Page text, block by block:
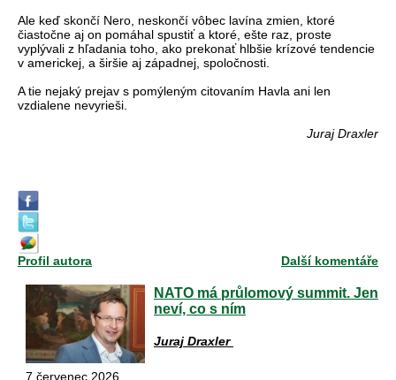
Ale keď skončí Nero, neskončí vôbec lavína zmien, ktoré
čiastočne aj on pomáhal spustiť a ktoré, ešte raz, proste
vyplývali z hľadania toho, ako prekonať hlbšie krízové tendencie
v americkej, a širšie aj západnej, spoločnosti.
A tie nejaký prejav s pomýleným citovaním Havla ani len
vzdialene nevyrieši.
Juraj Draxler
Profil autora Další komentáře
NATO má průlomový summit. Jen
neví, co s ním
Juraj Draxler
7.červenec 2026